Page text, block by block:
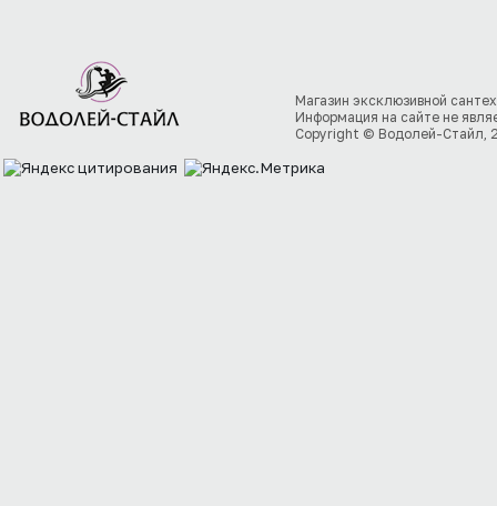
Магазин эксклюзивной
Информация на сайте не
Copyright © Водолей-Стайл,